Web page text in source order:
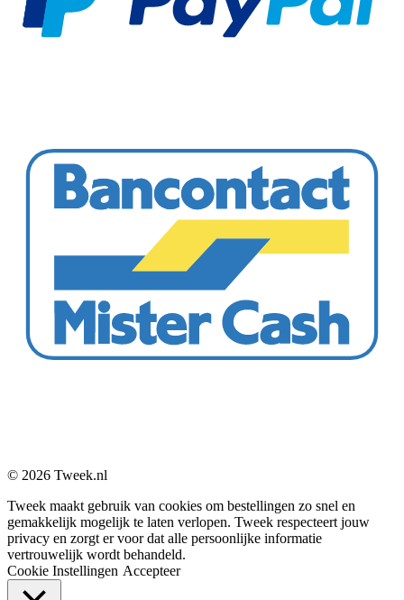
© 2026 Tweek.nl
Tweek maakt gebruik van cookies om bestellingen zo snel en
gemakkelijk mogelijk te laten verlopen. Tweek respecteert jouw
privacy en zorgt er voor dat alle persoonlijke informatie
vertrouwelijk wordt behandeld.
Cookie Instellingen Accepteer